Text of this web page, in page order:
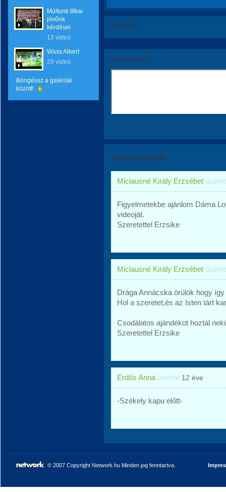
Múltunk titkai
jövőnk
kérdései
13 videó
Wass Albert
20 videó
Böngéssz a galériák
között!
Értékeld!
Kommentáld!
Hozzászólások
Miclausné Király Erzsébet
Figyelmetekbe ajánlom Dáma
videoját.
Szeretettel Erzsike
Miclausné Király Erzsébet
Drága Annácska örülök hogy
Hol a szeretet,és az Isten tárt
Csodálatos ajándékot hoztál
Szeretettel Erzsike
Erdős Anna üzente 12 éve
-Székely kapu előtt-
© 2007 Copyright Network.hu Minden jog fenntartva.